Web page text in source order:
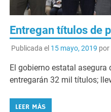
Entregan títulos de
Publicada el 15 mayo, 2019 por
El gobierno estatal asegura
entregarán 32 mil títulos;
LEER MÁS